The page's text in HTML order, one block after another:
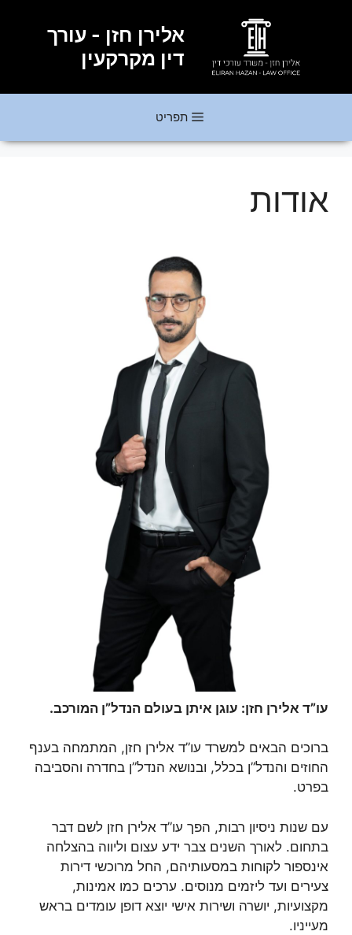
אלירן חזן - עורך
דין מקרקעין
תפריט
אודות
עו”ד אלירן חזן: עוגן איתן בעולם הנדל”ן המורכב.
ברוכים הבאים למשרד עו”ד אלירן חזן, המתמחה בענף
החוזים והנדל”ן בכלל, ובנושא הנדל”ן בחדרה והסביבה
בפרט.
עם שנות ניסיון רבות, הפך עו”ד אלירן חזן לשם דבר
בתחום. לאורך השנים צבר ידע עצום וליווה בהצלחה
אינספור לקוחות במסעותיהם, החל מרוכשי דירות
צעירים ועד ליזמים מנוסים. ערכים כמו אמינות,
מקצועיות, יושרה ושירות אישי יוצא דופן עומדים בראש
מעייניו.